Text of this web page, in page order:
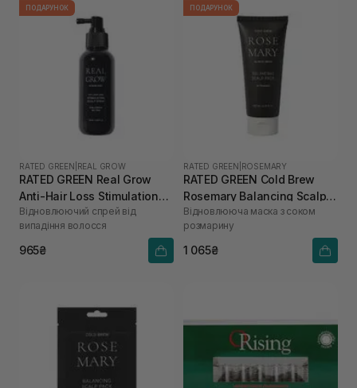
ПОДАРУНОК
RATED GREEN REAL GROW
RATED GREEN Real Grow
Anti-Hair Loss Stimulation
Scalp Spray 120 мл
Відновлюючий спрей від
випадіння волосся
965₴
ПОДАРУНОК
RATED GREEN ROSEMARY
RATED GREEN Cold Brew
Rosemary Balancing Scalp
Pack 200 мл
Відновлююча маска з соком
розмарину
1 065₴